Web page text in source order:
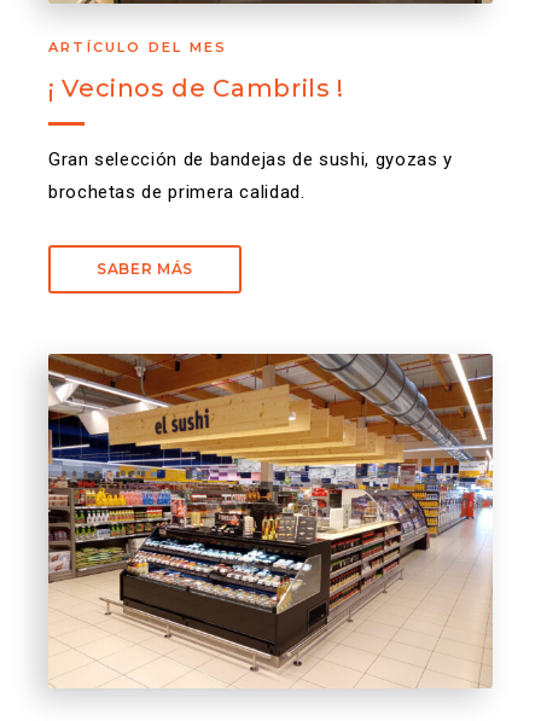
ARTÍCULO DEL MES
¡ Vecinos de Cambrils !
Gran selección de bandejas de sushi, gyozas y
brochetas de primera calidad.
SABER MÁS